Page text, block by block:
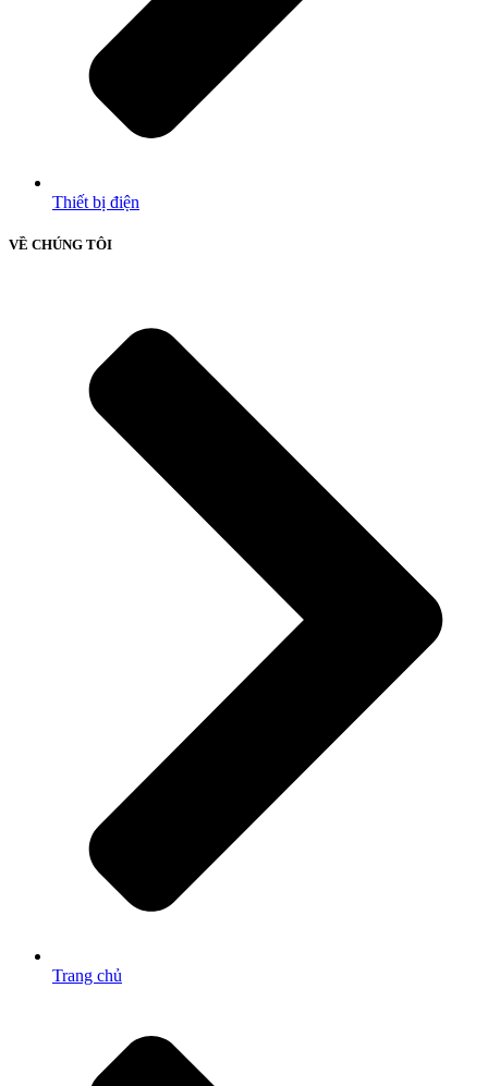
Thiết bị điện
VỀ CHÚNG TÔI
Trang chủ